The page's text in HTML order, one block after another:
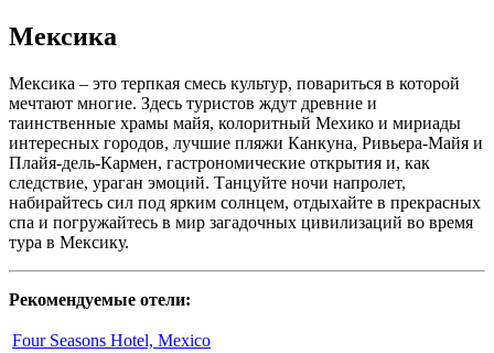
Мексика
Мексика – это терпкая смесь культур, повариться в которой
мечтают многие. Здесь туристов ждут древние и
таинственные храмы майя, колоритный Мехико и мириады
интересных городов, лучшие пляжи Канкуна, Ривьера-Майя и
Плайя-дель-Кармен, гастрономические открытия и, как
следствие, ураган эмоций. Танцуйте ночи напролет,
набирайтесь сил под ярким солнцем, отдыхайте в прекрасных
спа и погружайтесь в мир загадочных цивилизаций во время
тура в Мексику.
Рекомендуемые отели:
Four Seasons Hotel, Mexico